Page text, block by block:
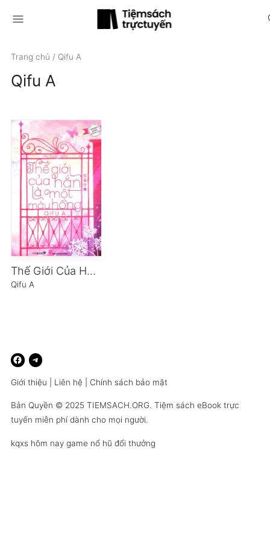
menu
Trang chủ / Qifu A
Qifu A
Thế Giới Của Hắn Là Một Màu Hồng
Qifu A
Giới thiệu Liên hệ Chính sách bảo mật
Bản Quyền © 2025 TIEMSACH.ORG. Tiệm sách eBook trực
tuyến miễn phí dành cho mọi người.
kqxs hôm nay game nổ hũ đổi thưởng